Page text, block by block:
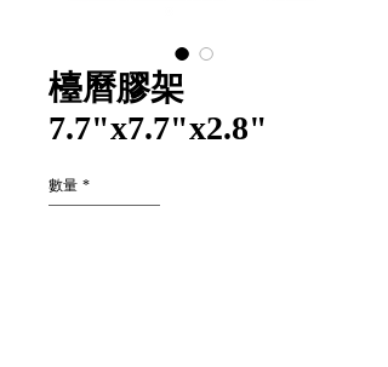
檯曆膠架
7.7"x7.7"x2.8"
數量 *